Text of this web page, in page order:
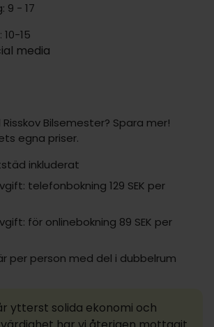
9 - 17
15
Bilsemester? Spara mer!
egna priser.
inkluderat
telefonbokning 129 SEK per
för onlinebokning 89 SEK per
per person med del i dubbelrum
media
ytterst solida ekonomi och